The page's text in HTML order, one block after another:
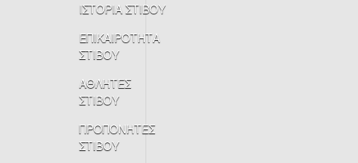
ΙΣΤΟΡΙΑ ΣΤΙΒΟΥ
ΕΠΙΚΑΙΡΟΤΗΤΑ
ΣΤΙΒΟΥ
ΑΘΛΗΤΕΣ
ΣΤΙΒΟΥ
ΠΡΟΠΟΝΗΤΕΣ
ΣΤΙΒΟΥ